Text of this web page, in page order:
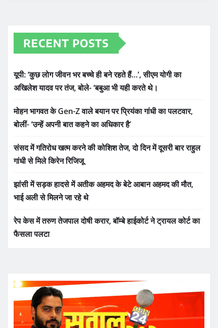
RECENT POSTS
यूपी: ‘कुछ लोग जीवन भर बच्चे ही बने रहते हैं…’, सीएम योगी का
अखिलेश यादव पर तंज, बोले- ‘बबुआ भी यही करते थे।
मोहन भागवत के Gen-Z वाले बयान पर प्रियंका गांधी का पलटवार,
बोलीं- ‘उन्हें अपनी बात कहने का अधिकार है’
संसद में गतिरोध खत्म करने की कोशिश तेज, दो दिन में दूसरी बार राहुल
गांधी से मिले किरेन रिजिजू
झांसी में सड़क हादसे में अतीक अहमद के बेटे आबान अहमद की मौत,
भाई अली से मिलने जा रहे थे
रेप केस में तरुण तेजपाल दोषी करार, बॉम्बे हाईकोर्ट ने ट्रायल कोर्ट का
फैसला पलटा